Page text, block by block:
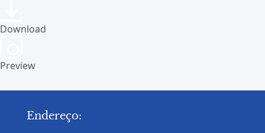
Download
Preview
Endereço: